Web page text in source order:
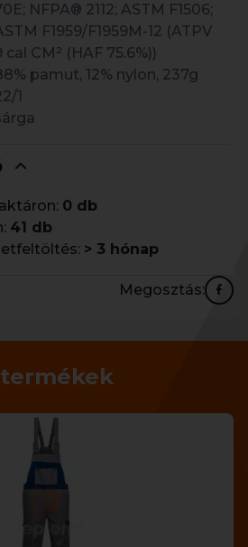
NFPA® 2112; ASTM F1506;
F1959/F1959M-12 (ATPV
cal CM² (HAF 75.6%))
pamut, 12% nylon, 237g
1
0 db
41 db
> 3 hónap
Megosztás: